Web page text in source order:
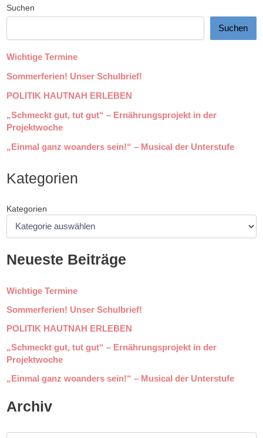
Suchen
Suchen
Wichtige Termine
Sommerferien! Unser Schulbrief!
POLITIK HAUTNAH ERLEBEN
„Schmeckt gut, tut gut“ – Ernährungsprojekt in der
Projektwoche
„Einmal ganz woanders sein!“ – Musical der Unterstufe
Kategorien
Kategorien
Neueste Beiträge
Wichtige Termine
Sommerferien! Unser Schulbrief!
POLITIK HAUTNAH ERLEBEN
„Schmeckt gut, tut gut“ – Ernährungsprojekt in der
Projektwoche
„Einmal ganz woanders sein!“ – Musical der Unterstufe
Archiv